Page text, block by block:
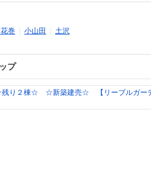
巻 小山田 土沢
プ